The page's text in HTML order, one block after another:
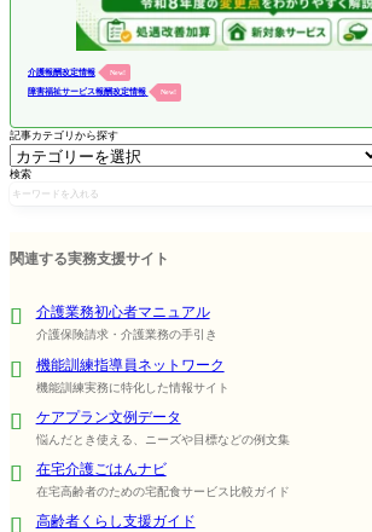
介護報酬改定情報 New!
障害福祉サービス報酬改定情報 New!
記事カテゴリから探す
検索
関連する実務支援サイト
介護業務初心者マニュアル
介護保険請求・介護業務の手引き
機能訓練指導員ネットワーク
機能訓練実務に特化した情報サイト
ケアプラン文例データ
悩んだとき使える、ニーズや目標などの例文集
在宅介護ごはんナビ
在宅高齢者のための宅配食サービス比較ガイド
高齢者くらし支援ガイド